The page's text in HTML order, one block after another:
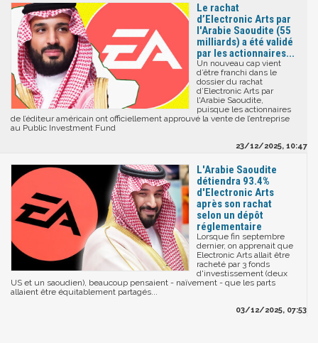
Le rachat
d’Electronic Arts par
l'Arabie Saoudite (55
milliards) a été validé
par les actionnaires...
Un nouveau cap vient
d’être franchi dans le
dossier du rachat
d’Electronic Arts par
l'Arabie Saoudite,
puisque les actionnaires
de l’éditeur américain ont officiellement approuvé la vente de l’entreprise
au Public Investment Fund
23/12/2025, 10:47
L'Arabie Saoudite
détiendra 93.4%
d'Electronic Arts
après son rachat
selon un dépôt
réglementaire
Lorsque fin septembre
dernier, on apprenait que
Electronic Arts allait être
racheté par 3 fonds
d'investissement (deux
US et un saoudien), beaucoup pensaient - naïvement - que les parts
allaient être équitablement partagés...
03/12/2025, 07:53